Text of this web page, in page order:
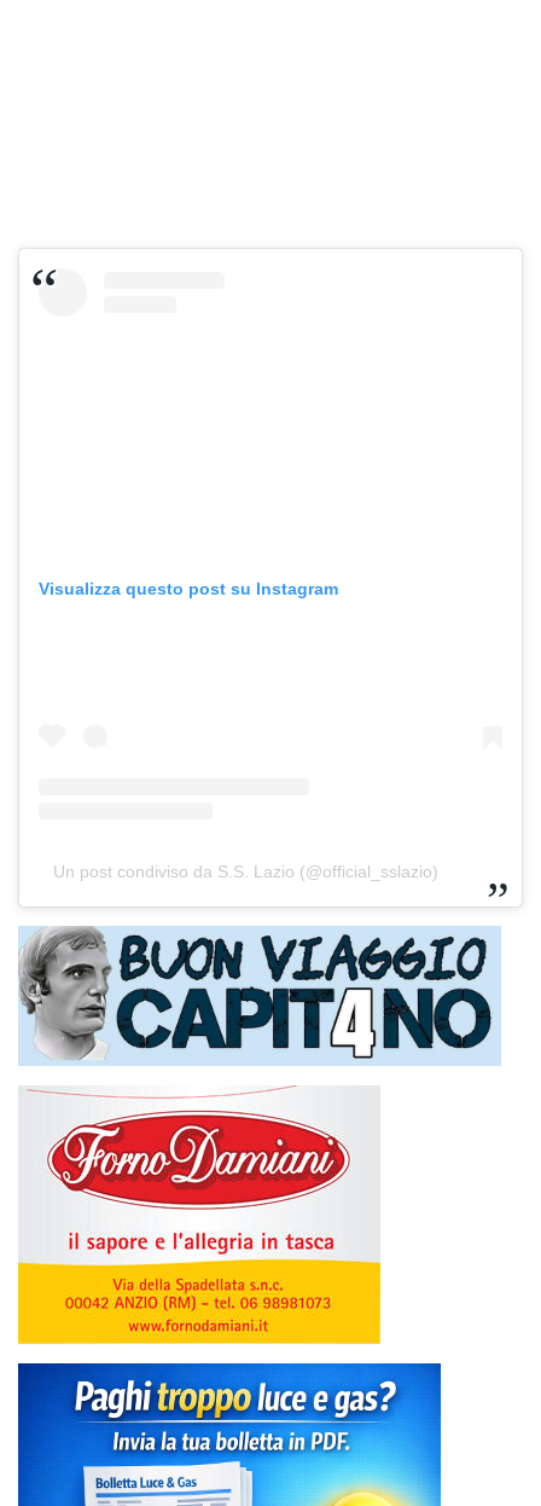
Visualizza questo post su Instagram
Un post condiviso da S.S. Lazio (@official_sslazio)